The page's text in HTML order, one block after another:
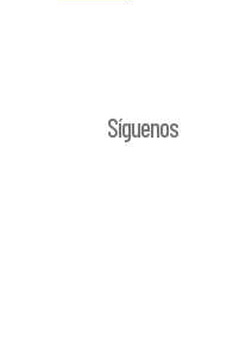
Síguenos